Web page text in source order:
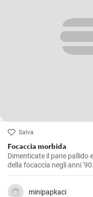
Salva
Focaccia morbida
Dimenticate il pane pallido
della focaccia negli anni
focaccia italiana:
croccante all'esterno!
minipapkaci